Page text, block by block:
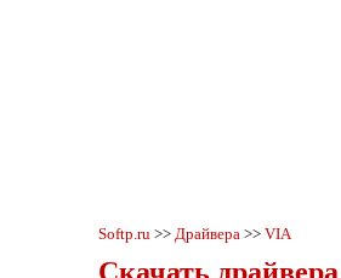
Softp.ru >> Драйвера >> VIA